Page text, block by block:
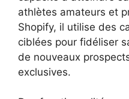
athlètes amateurs et
Shopify, il utilise des
ciblées pour fidéliser
de nouveaux
exclusives.